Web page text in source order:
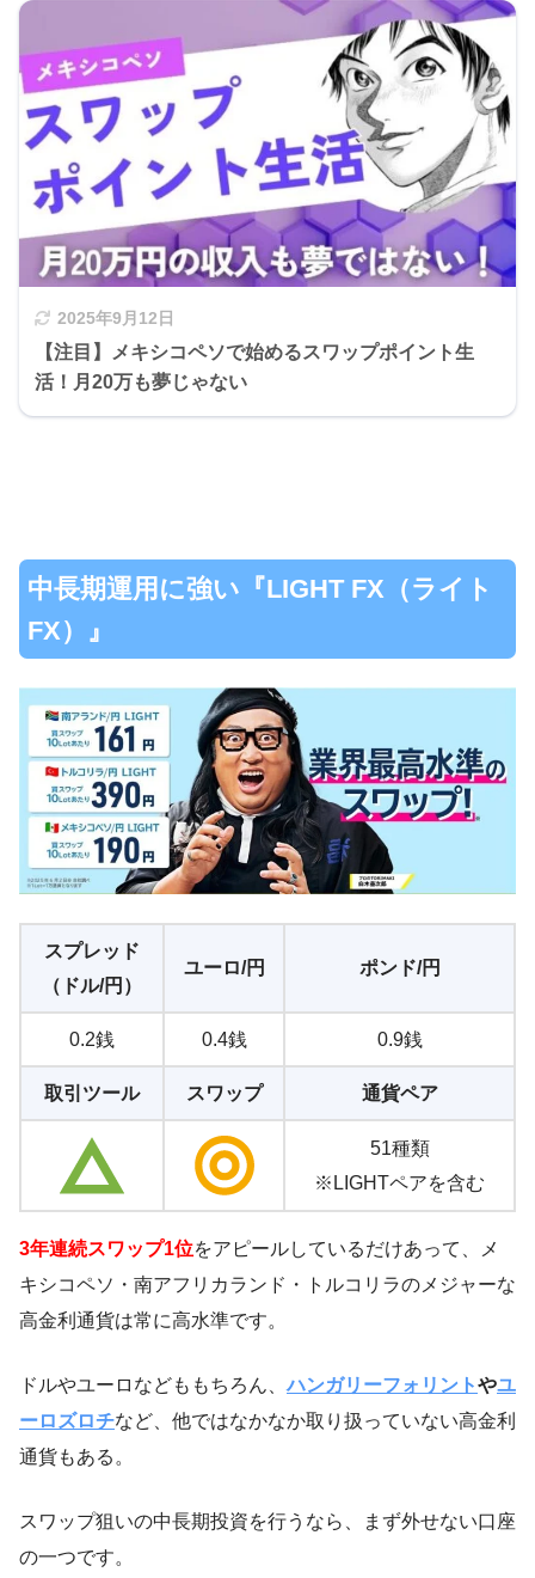
9月 +479,335円 1,290,049円
10月 +45,375円 +524,710円 1,405,614円
11月 +17,850円 +542,560円 1,459,614円
2025年9月12日
【注目】メキシコペソで始めるスワップポイント生
活！月20万も夢じゃない
中長期運用に強い『LIGHT FX（ライト
FX）』
スプレッド
（ドル/円）
ユーロ/円 ポンド/円
0.2銭 0.4銭 0.9銭
取引ツール スワップ 通貨ペア
51種類
※LIGHTペアを含む
3年連続スワップ1位をアピールしているだけあって、メ
キシコペソ・南アフリカランド・トルコリラのメジャーな
高金利通貨は常に高水準です。
ドルやユーロなどももちろん、ハンガリーフォリントやユ
ーロズロチなど、他ではなかなか取り扱っていない高金利
通貨もある。
スワップ狙いの中長期投資を行うなら、まず外せない口座
の一つです。